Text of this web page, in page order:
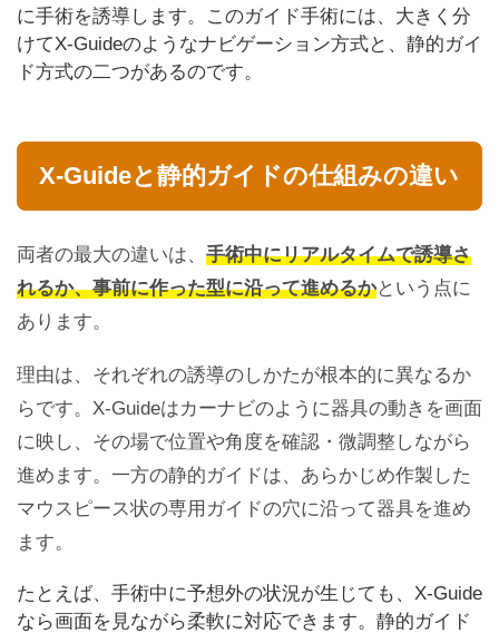
に手術を誘導します。このガイド手術には、大きく分
けてX-Guideのようなナビゲーション方式と、静的ガイ
ド方式の二つがあるのです。
X-Guideと静的ガイドの仕組みの違い
両者の最大の違いは、 手術中にリアルタイムで誘導さ
れるか、事前に作った型に沿って進めるかという点に
あります。
理由は、それぞれの誘導のしかたが根本的に異なるか
らです。X-Guideはカーナビのように器具の動きを画面
に映し、その場で位置や角度を確認・微調整しながら
進めます。一方の静的ガイドは、あらかじめ作製した
マウスピース状の専用ガイドの穴に沿って器具を進め
ます。
たとえば、手術中に予想外の状況が生じても、X-Guide
なら画面を見ながら柔軟に対応できます。静的ガイド